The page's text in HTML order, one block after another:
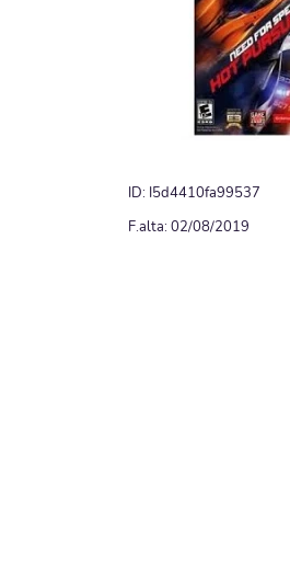
ID: I5d4410fa99537
F.alta: 02/08/2019